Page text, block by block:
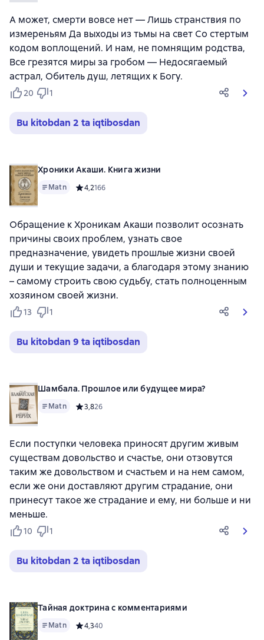
А может, смерти вовсе нет — Лишь странствия по
измереньям Да выходы из тьмы на свет Со стертым
кодом воплощений. И нам, не помнящим родства,
Все грезятся миры за гробом — Недосягаемый
астрал, Обитель душ, летящих к Богу.
20 1
Bu kitobdan 2 ta iqtibosdan
Хроники Акаши. Книга жизни
Matn Средний рейтинг 4,2 на основе 166 оценок
4,2166
Обращение к Хроникам Акаши позволит осознать
причины своих проблем, узнать свое
предназначение, увидеть прошлые жизни своей
души и текущие задачи, а благодаря этому знанию
– самому строить свою судьбу, стать полноценным
хозяином своей жизни.
13 1
Bu kitobdan 9 ta iqtibosdan
Шамбала. Прошлое или будущее мира?
Matn Средний рейтинг 3,8 на основе 26 оценок
3,826
Если поступки человека приносят другим живым
существам довольство и счастье, они отзовутся
таким же довольством и счастьем и на нем самом,
если же они доставляют другим страдание, они
принесут такое же страдание и ему, ни больше и ни
меньше.
10 1
Bu kitobdan 2 ta iqtibosdan
Тайная доктрина с комментариями
Matn Средний рейтинг 4,3 на основе 40 оценок
4,340